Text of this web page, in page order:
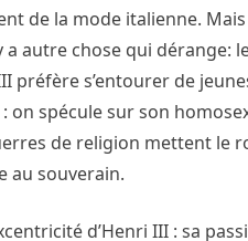
de la mode italienne.
autre chose qui dérange:
s’entourer de
spécule sur son
de religion mettent le
au souverain.
d’Henri III : sa